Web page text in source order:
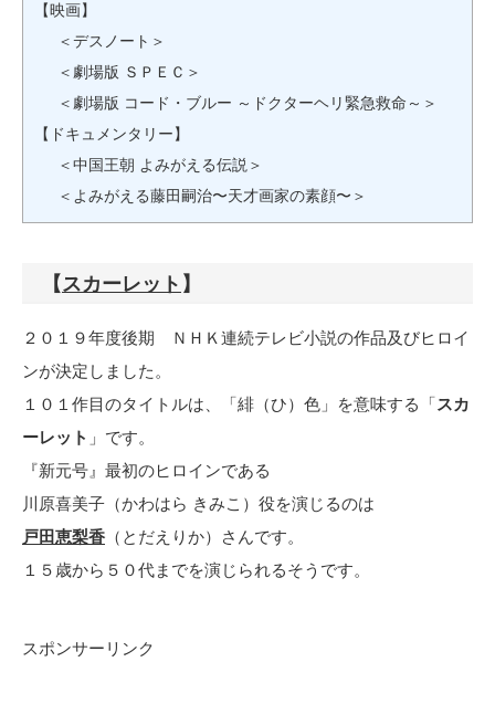
【映画】
＜デスノート＞
＜劇場版 ＳＰＥＣ＞
＜劇場版 コード・ブルー ～ドクターヘリ緊急救命～＞
【ドキュメンタリー】
＜中国王朝 よみがえる伝説＞
＜よみがえる藤田嗣治〜天才画家の素顔〜＞
【スカーレット 】
２０１９年度後期 ＮＨＫ連続テレビ小説の作品及びヒロイ
ンが決定しました。
１０１作目のタイトルは、「緋（ひ）色」を意味する「スカ
ーレット 」です。
『新元号』最初のヒロインである
川原喜美子（かわはら きみこ）役を演じるのは
戸田恵梨香 （とだえりか）さんです。
１５歳から５０代までを演じられるそうです。
スポンサーリンク